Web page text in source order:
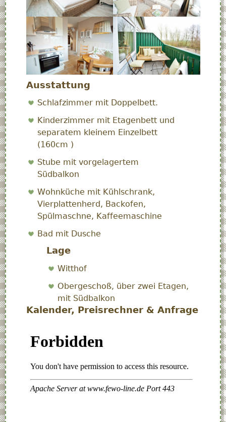
Ausstattung
Schlafzimmer mit Doppelbett.
Kinderzimmer mit Etagenbett und
separatem kleinem Einzelbett
(160cm )
Stube mit vorgelagertem
Südbalkon
Wohnküche mit Kühlschrank,
Vierplattenherd, Backofen,
Spülmaschne, Kaffeemaschine
Bad mit Dusche
Lage
Witthof
Obergeschoß, über zwei Etagen,
mit Südbalkon
Kalender, Preisrechner & Anfrage